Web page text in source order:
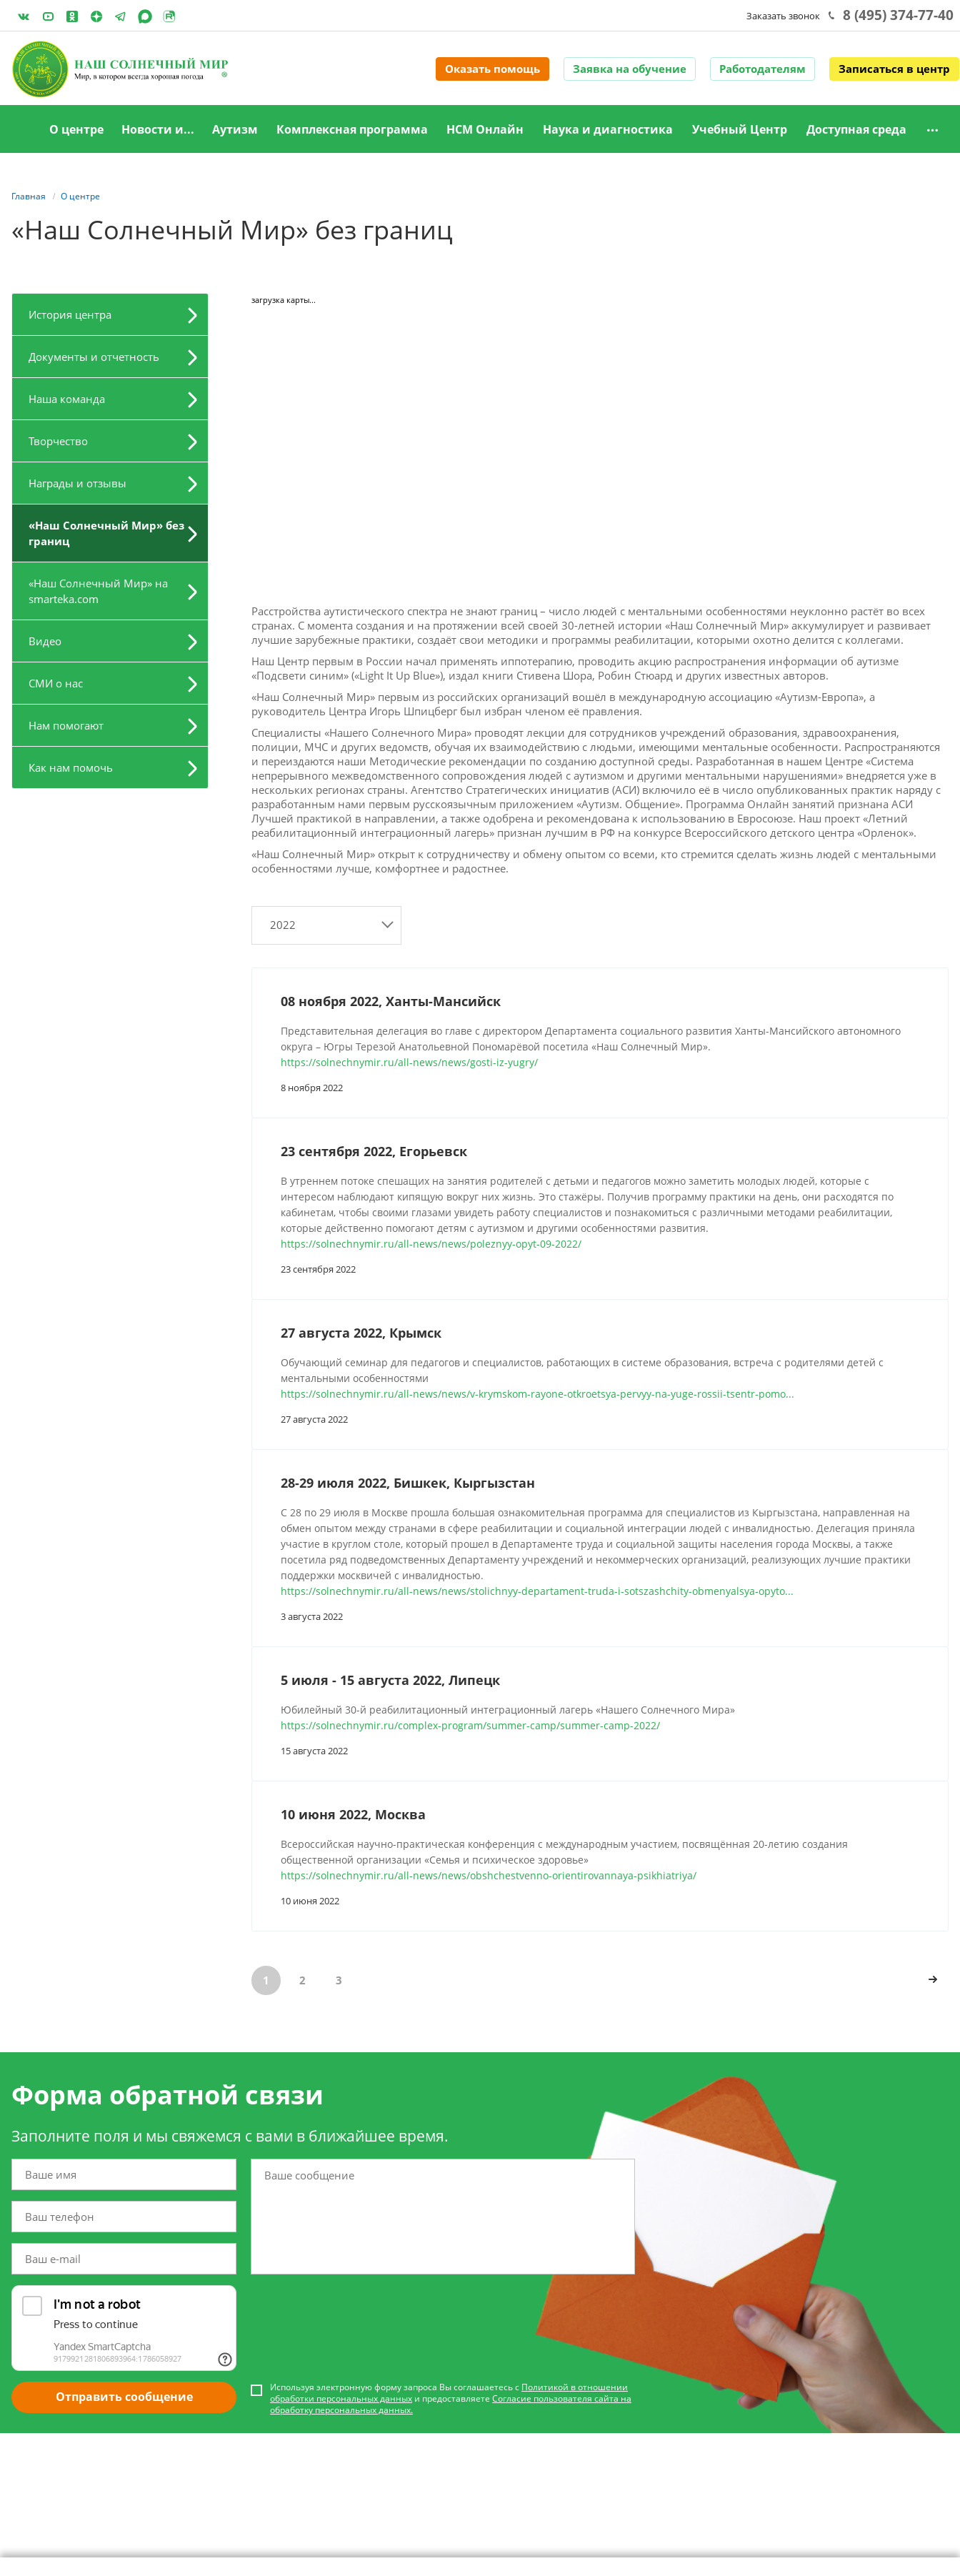
Заказать звонок 8 (495) 374-77-40
Записаться в центр
Работодателям
Заявка на обучение
Оказать помощь
О центре Новости и... Аутизм Комплексная программа НСМ Онлайн Наука и диагностика Учебный Центр Доступная среда
Главная О центре
«Наш Солнечный Мир» без границ
История центра
Документы и отчетность
Наша команда
Творчество
Награды и отзывы
«Наш Солнечный Мир» без
границ
«Наш Солнечный Мир» на
smarteka.com
Видео
СМИ о нас
Нам помогают
Как нам помочь
загрузка карты...
Расстройства аутистического спектра не знают границ – число людей с ментальными особенностями неуклонно растёт во всех
странах. С момента создания и на протяжении всей своей 30-летней истории «Наш Солнечный Мир» аккумулирует и развивает
лучшие зарубежные практики, создаёт свои методики и программы реабилитации, которыми охотно делится с коллегами.
Наш Центр первым в России начал применять иппотерапию, проводить акцию распространения информации об аутизме
«Подсвети синим» («Light It Up Blue»), издал книги Стивена Шора, Робин Стюард и других известных авторов.
«Наш Солнечный Мир» первым из российских организаций вошёл в международную ассоциацию «Аутизм-Европа», а
руководитель Центра Игорь Шпицберг был избран членом её правления.
Специалисты «Нашего Солнечного Мира» проводят лекции для сотрудников учреждений образования, здравоохранения,
полиции, МЧС и других ведомств, обучая их взаимодействию с людьми, имеющими ментальные особенности. Распространяются
и переиздаются наши Методические рекомендации по созданию доступной среды. Разработанная в нашем Центре «Система
непрерывного межведомственного сопровождения людей с аутизмом и другими ментальными нарушениями» внедряется уже в
нескольких регионах страны. Агентство Стратегических инициатив (АСИ) включило её в число опубликованных практик наряду с
разработанным нами первым русскоязычным приложением «Аутизм. Общение». Программа Онлайн занятий признана АСИ
Лучшей практикой в направлении, а также одобрена и рекомендована к использованию в Евросоюзе. Наш проект «Летний
реабилитационный интеграционный лагерь» признан лучшим в РФ на конкурсе Всероссийского детского центра «Орленок».
«Наш Солнечный Мир» открыт к сотрудничеству и обмену опытом со всеми, кто стремится сделать жизнь людей с ментальными
особенностями лучше, комфортнее и радостнее.
2022
08 ноября 2022, Ханты-Мансийск
Представительная делегация во главе с директором Департамента социального развития Ханты-Мансийского автономного
округа – Югры Терезой Анатольевной Пономарёвой посетила «Наш Солнечный Мир».
https://solnechnymir.ru/all-news/news/gosti-iz-yugry/
8 ноября 2022
23 сентября 2022, Егорьевск
В утреннем потоке спешащих на занятия родителей с детьми и педагогов можно заметить молодых людей, которые с
интересом наблюдают кипящую вокруг них жизнь. Это стажёры. Получив программу практики на день, они расходятся по
кабинетам, чтобы своими глазами увидеть работу специалистов и познакомиться с различными методами реабилитации,
которые действенно помогают детям с аутизмом и другими особенностями развития.
https://solnechnymir.ru/all-news/news/poleznyy-opyt-09-2022/
23 сентября 2022
27 августа 2022, Крымск
Обучающий семинар для педагогов и специалистов, работающих в системе образования, встреча с родителями детей с
ментальными особенностями
https://solnechnymir.ru/all-news/news/v-krymskom-rayone-otkroetsya-pervyy-na-yuge-rossii-tsentr-pomo...
27 августа 2022
28-29 июля 2022, Бишкек, Кыргызстан
С 28 по 29 июля в Москве прошла большая ознакомительная программа для специалистов из Кыргызстана, направленная на
обмен опытом между странами в сфере реабилитации и социальной интеграции людей с инвалидностью. Делегация приняла
участие в круглом столе, который прошел в Департаменте труда и социальной защиты населения города Москвы, а также
посетила ряд подведомственных Департаменту учреждений и некоммерческих организаций, реализующих лучшие практики
поддержки москвичей с инвалидностью.
https://solnechnymir.ru/all-news/news/stolichnyy-departament-truda-i-sotszashchity-obmenyalsya-opyto...
3 августа 2022
5 июля - 15 августа 2022, Липецк
Юбилейный 30-й реабилитационный интеграционный лагерь «Нашего Солнечного Мира»
https://solnechnymir.ru/complex-program/summer-camp/summer-camp-2022/
15 августа 2022
10 июня 2022, Москва
Всероссийская научно-практическая конференция с международным участием, посвящённая 20-летию создания
общественной организации «Семья и психическое здоровье»
https://solnechnymir.ru/all-news/news/obshchestvenno-orientirovannaya-psikhiatriya/
10 июня 2022
1 2 3
Форма обратной связи
Заполните поля и мы свяжемся с вами в ближайшее время.
Отправить сообщение
Используя электронную форму запроса Вы соглашаетесь с Политикой в отношении
обработки персональных данных и предоставляете Согласие пользователя сайта на
обработку персональных данных.